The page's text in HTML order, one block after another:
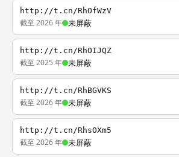
http://t.cn/RhOfWzV
截至 2026 年 未屏蔽
http://t.cn/RhOIJQZ
截至 2025 年 未屏蔽
http://t.cn/RhBGVKS
截至 2026 年 未屏蔽
http://t.cn/RhsOXm5
截至 2026 年 未屏蔽